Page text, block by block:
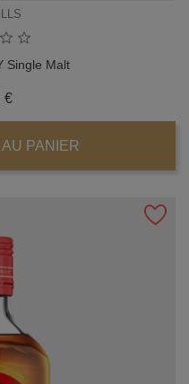
Single Malt
€Prix
PANIER